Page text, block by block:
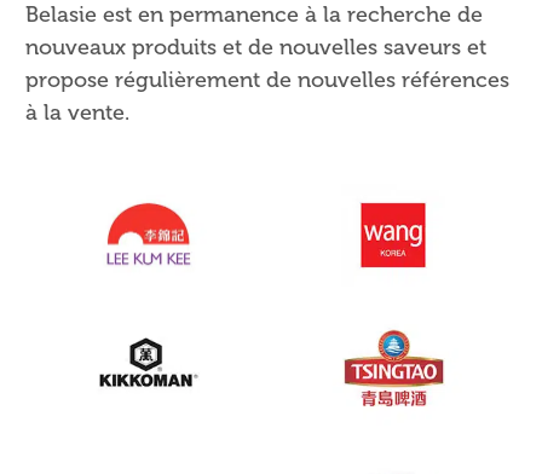
Belasie est en permanence à la recherche de
nouveaux produits et de nouvelles saveurs et
propose régulièrement de nouvelles références
à la vente.